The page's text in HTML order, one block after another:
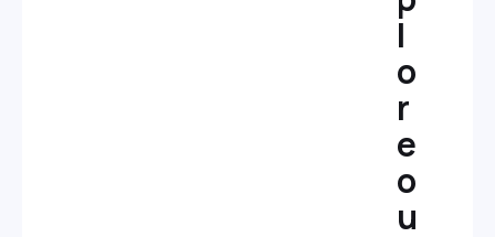
l
o
r
e
o
u